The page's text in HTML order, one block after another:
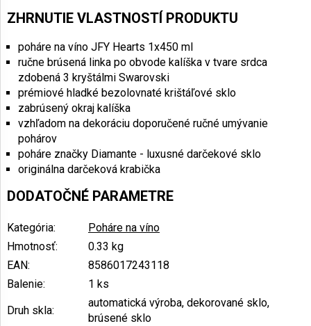
ZHRNUTIE VLASTNOSTÍ PRODUKTU
poháre na víno JFY Hearts 1x450 ml
ručne brúsená linka po obvode kalíška v tvare srdca
zdobená 3 kryštálmi Swarovski
prémiové hladké bezolovnaté krištáľové sklo
zabrúsený okraj kalíška
vzhľadom na dekoráciu doporučené ručné umývanie
pohárov
poháre značky Diamante - luxusné darčekové sklo
originálna darčeková krabička
DODATOČNÉ PARAMETRE
Kategória:
Poháre na víno
Hmotnosť:
0.33 kg
EAN:
8586017243118
Balenie:
1 ks
Druh skla:
automatická výroba, dekorované sklo,
brúsené sklo